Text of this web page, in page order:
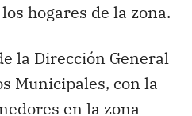
hogares de la zona.
la Dirección General
Municipales, con la
en la zona